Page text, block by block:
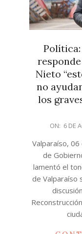
Nieto
no
los
06
ON: 6 DE
Valparaíso,
de
lamentó el
de Valparaíso